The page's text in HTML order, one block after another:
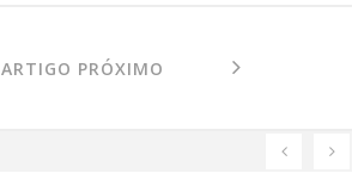
ARTIGO PRÓXIMO